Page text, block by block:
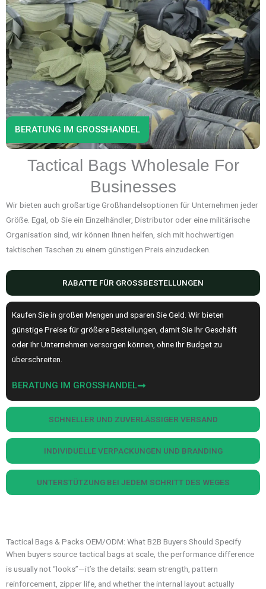
Tactical Bags Wholesale For
Businesses
Wir bieten auch großartige Großhandelsoptionen für Unternehmen jeder
Größe. Egal, ob Sie ein Einzelhändler, Distributor oder eine militärische
Organisation sind, wir können Ihnen helfen, sich mit hochwertigen
taktischen Taschen zu einem günstigen Preis einzudecken.
RABATTE FÜR GROSSBESTELLUNGEN
SCHNELLER UND ZUVERLÄSSIGER VERSAND
INDIVIDUELLE VERPACKUNGEN UND BRANDING
UNTERSTÜTZUNG BEI JEDEM SCHRITT DES WEGES
Kaufen Sie in großen Mengen und sparen Sie Geld. Wir bieten
günstige Preise für größere Bestellungen, damit Sie Ihr Geschäft
oder Ihr Unternehmen versorgen können, ohne Ihr Budget zu
überschreiten.
BERATUNG IM GROSSHANDEL
BERATUNG IM GROSSHANDEL
Tactical Bags & Packs OEM/ODM: What B2B Buyers Should Specify
When buyers source tactical bags at scale, the performance difference
is usually not “looks”—it’s the details: seam strength, pattern
reinforcement, zipper life, and whether the internal layout actually